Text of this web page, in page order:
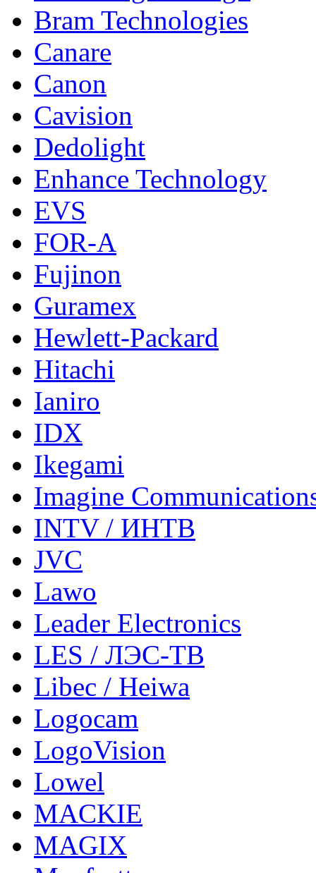
Bram Technologies
Canare
Canon
Cavision
Dedolight
Enhance Technology
EVS
FOR-A
Fujinon
Guramex
Hewlett-Packard
Hitachi
Ianiro
IDX
Ikegami
Imagine
INTV / ИНТВ
JVC
Lawo
Leader Electronics
LES / ЛЭС-ТВ
Libec / Heiwa
Logocam
LogoVision
Lowel
MACKIE
MAGIX